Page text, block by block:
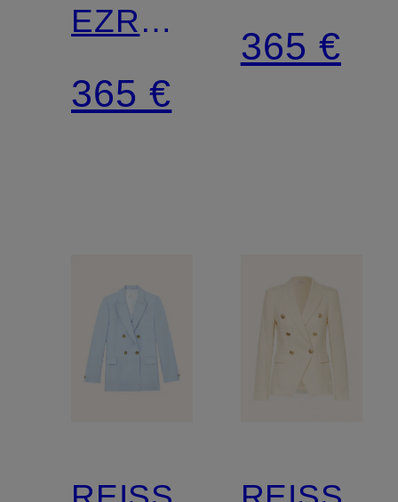
EZRA
mit
Leinen
365 €
mit
Leinen
365 €